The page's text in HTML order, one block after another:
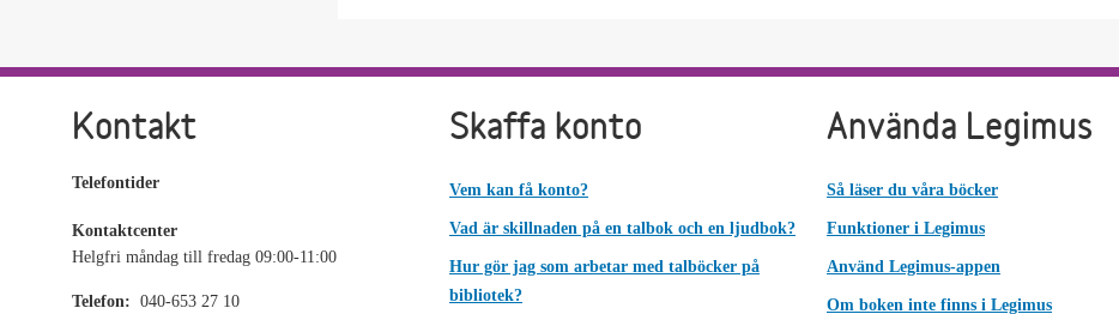
Kontakt
Telefontider
Kontaktcenter
Helgfri måndag till fredag 09:00-11:00
Telefon: 040-653 27 10
Skaffa konto
Vem kan få konto?
Vad är skillnaden på en talbok och en ljudbok?
Hur gör jag som arbetar med talböcker på
bibliotek?
Använda Legimus
Så läser du våra böcker
Funktioner i Legimus
Använd Legimus-appen
Om boken inte finns i Legimus